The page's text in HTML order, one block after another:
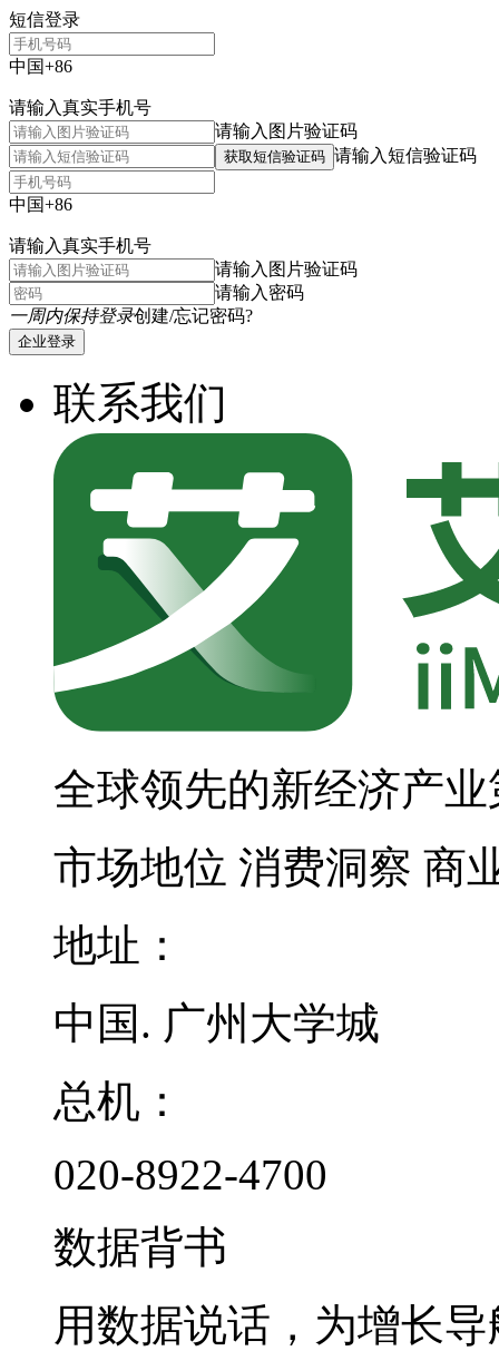
短信登录
中国+86
请输入真实手机号
请输入图片验证码
获取短信验证码 请输入短信验证码
中国+86
请输入真实手机号
请输入图片验证码
请输入密码
一周内保持登录创建/忘记密码?
企业登录
联系我们
全球领先的新经济产
市场地位 消费洞察 商
地址：
中国. 广州大学城
总机：
020-8922-4700
数据背书
用数据说话，为增长导